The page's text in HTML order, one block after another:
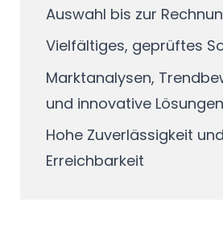
Auswahl bis zur
Vielfältiges, geprüftes
Marktanalysen,
und innovative Lösungen
Hohe Zuverlässigkeit
Erreichbarkeit